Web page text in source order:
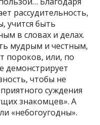
рассудительность,
учится быть
в словах и делах.
мудрым и честным,
пороков, или, по
демонстрирует
чтобы не
суждения
знакомцев». А
«небогоугодны».